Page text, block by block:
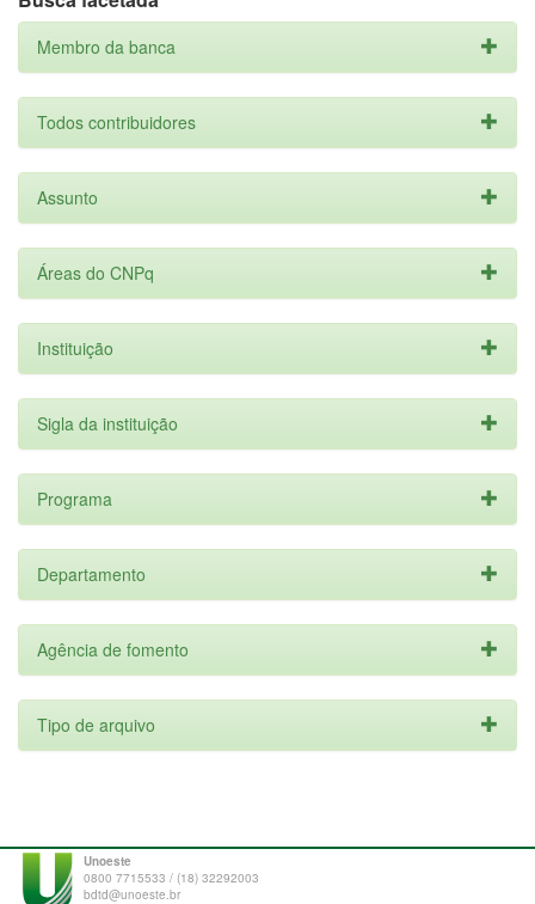
Membro da banca
Todos contribuidores
Assunto
Áreas do CNPq
Instituição
Sigla da instituição
Programa
Departamento
Agência de fomento
Tipo de arquivo
Unoeste
0800 7715533 / (18) 32292003
bdtd@unoeste.br